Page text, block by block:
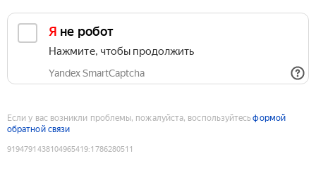
Я не робот
Нажмите, чтобы продолжить
Yandex SmartCaptcha
Если у вас возникли проблемы, пожалуйста, воспользуйтесьформой
обратной связи
9194791438104965419:1786280511